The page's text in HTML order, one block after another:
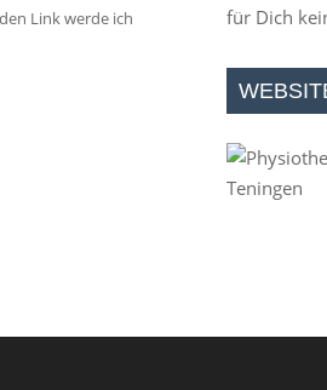
Link werde ich
für Dich